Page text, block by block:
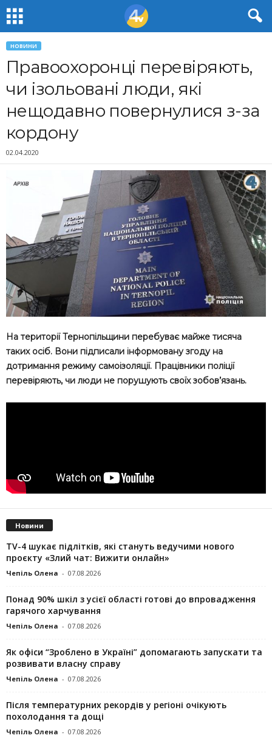
НОВИНИ
Правоохоронці перевіряють,
чи ізольовані люди, які
нещодавно повернулися з-за
кордону
02.04.2020
На території Тернопільщини перебуває майже тисяча
таких осіб. Вони підписали інформовану згоду на
дотримання режиму самоізоляції. Працівники поліції
перевіряють, чи люди не порушують своїх зобов’язань.
Новини
TV-4 шукає підлітків, які стануть ведучими нового
проєкту «Злий чат: Вижити онлайн»
Чепіль Олена - 07.08.2026
Понад 90% шкіл з усієї області готові до впровадження
гарячого харчування
Чепіль Олена - 07.08.2026
Як офіси “Зроблено в Україні” допомагають запускaти та
розвивати власну справу
Чепіль Олена - 07.08.2026
Після температурних рекордів у регіоні очікують
похолодання та дощі
Чепіль Олена - 07.08.2026